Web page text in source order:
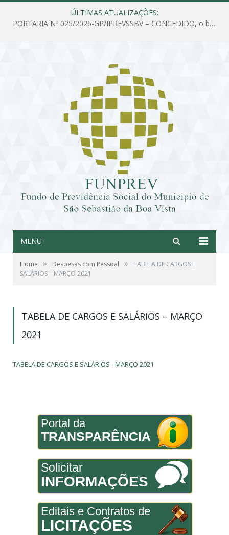
ÚLTIMAS ATUALIZAÇÕES:
PORTARIA Nº 025/2026-GP/IPREVSSBV – CONCEDIDO, o benefício de PENSÃO a MARIA ESTELA DOS SANTOS SOUZA
MENU
Home » Despesas com Pessoal »
TABELA DE CARGOS E
SALÁRIOS – MARÇO 2021
TABELA DE CARGOS E SALÁRIOS – MARÇO
2021
TABELA DE CARGOS E SALÁRIOS - MARÇO 2021
Portal da
TRANSPARÊNCIA
Solicitar
INFORMAÇÕES
Editais e Contratos de
LICITAÇÕES